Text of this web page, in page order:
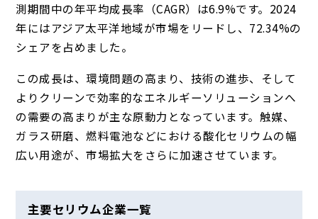
測期間中の年平均成長率（CAGR）は6.9%です。2024
年にはアジア太平洋地域が市場をリードし、72.34%の
シェアを占めました。
この成長は、環境問題の高まり、技術の進歩、そして
よりクリーンで効率的なエネルギーソリューションへ
の需要の高まりが主な原動力となっています。触媒、
ガラス研磨、燃料電池などにおける酸化セリウムの幅
広い用途が、市場拡大をさらに加速させています。
主要セリウム企業一覧